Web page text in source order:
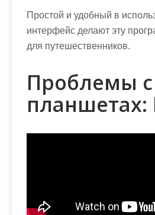
Простой и удобный в
интерфейс делают эту
для путешественников.
Проблемы с
планшетах: